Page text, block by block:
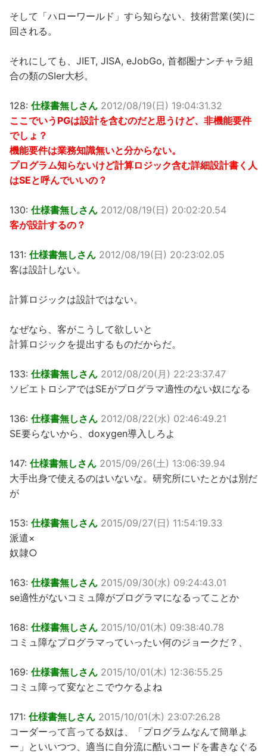
そして「ハローワールド」すら知らない、技術営業(笑)に
回される。
それにしても、JIET, JISA, eJobGo, 首都圏ナンチャラ組
合の類のSIer大杉。
128: 仕様書無しさん 2012/08/19(日) 19:04:31.32
ここでいうPGは設計を含むのだと思うけど、非機能要件
でしょ？
機能要件は業務知識無いと分からない。
プログラム知らないけど計算ロジック含む詳細設計書く人
はSEと呼んでいいの？
130: 仕様書無しさん 2012/08/19(日) 20:02:20.54
客が設計するの？
131: 仕様書無しさん 2012/08/19(日) 20:23:02.05
客は設計しない。
計算ロジックは設計ではない。
なぜなら、客がこうして欲しいと
計算ロジックを提出するものだからだ。
133: 仕様書無しさん 2012/08/20(月) 22:23:37.47
ソビエトロシアではSEがプログラマ適性のない奴になる
136: 仕様書無しさん 2012/08/22(水) 02:46:49.21
SE要らないから、doxygen導入しろよ
147: 仕様書無しさん 2015/09/26(土) 13:06:39.94
大手出身で使えるのはいないな。研究所にいたとかは別だ
が
153: 仕様書無しさん 2015/09/27(日) 11:54:19.33
派遣×
奴隷○
163: 仕様書無しさん 2015/09/30(水) 09:24:43.01
se適性がないコミュ障がプログラマになるってことか
168: 仕様書無しさん 2015/10/01(木) 09:38:40.78
コミュ障なプログラマっていったい何のジョークだ？、
169: 仕様書無しさん 2015/10/01(木) 12:36:55.25
コミュ障って変なとこでウケるよね
171: 仕様書無しさん 2015/10/01(木) 23:07:26.28
コーダーって言ってる奴は、「プログラムなんて簡単よ
ー」といいつつ、適当に自分流に酷いコードを書きなぐる